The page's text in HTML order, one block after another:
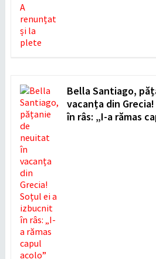
Bella Santiago,
vacanța din
în râs: „I-a rămas